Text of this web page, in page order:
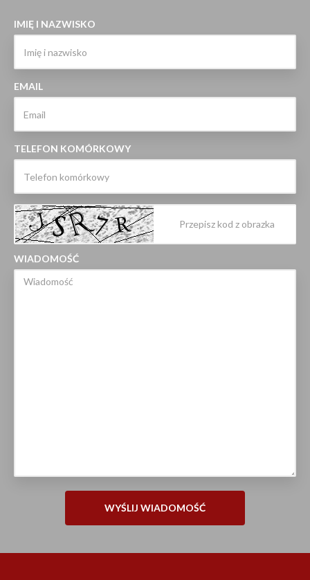
IMIĘ I NAZWISKO
EMAIL
TELEFON KOMÓRKOWY
WIADOMOŚĆ